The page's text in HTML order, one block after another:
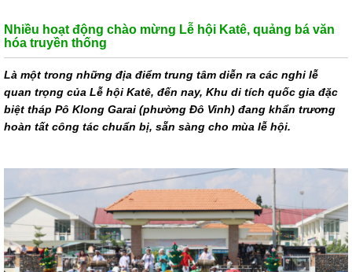
Nhiều hoạt động chào mừng Lễ hội Katê, quảng bá văn
hóa truyền thống
Là một trong những địa điểm trung tâm diễn ra các nghi lễ
quan trọng của Lễ hội Katê, đến nay, Khu di tích quốc gia đặc
biệt tháp Pô Klong Garai (phường Đô Vinh) đang khẩn trương
hoàn tất công tác chuẩn bị, sẵn sàng cho mùa lễ hội.